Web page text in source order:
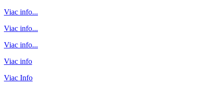
Viac info...
Viac info...
Viac info...
Viac info
Viac Info